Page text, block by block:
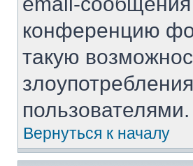
конференцию
такую
пользователями.
Вернуться к началу